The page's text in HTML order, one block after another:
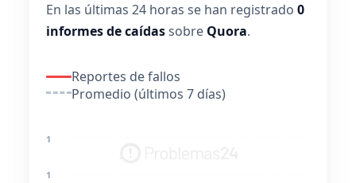
En las últimas 24 horas se han registrado 0
informes de caídassobre Quora.
Reportes de fallos
Promedio (últimos 7 días)
1
1